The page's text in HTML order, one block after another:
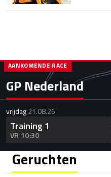
GP Nederland
AANKOMENDE RACE
vrijdag21.08.26
Training 1
VR 10:30
Geruchten